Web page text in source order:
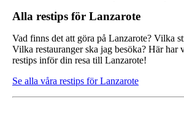
Alla restips för Lanzarote
Vad finns det att göra på Lanzarote? Vilka
Vilka restauranger ska jag besöka? Här har
restips inför din resa till Lanzarote!
Se alla våra restips för Lanzarote